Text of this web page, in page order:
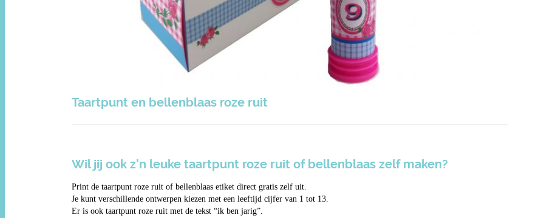
Taartpunt en bellenblaas roze ruit
Wil jij ook z’n leuke taartpunt roze ruit of bellenblaas zelf maken?
Print de taartpunt roze ruit of bellenblaas etiket direct gratis zelf uit.
Je kunt verschillende ontwerpen kiezen met een leeftijd cijfer van 1 tot 13.
Er is ook taartpunt roze ruit met de tekst “ik ben jarig”.